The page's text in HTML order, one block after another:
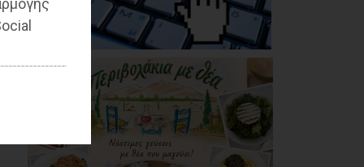
Ο Αύγουστος είναι
ίσως η μεγαλύτερη
δοκιμασία για τον
Δήμο Μαραθώνος
08/08/2026
Χαρδαλιάς: «Καμία
ανεμογεννήτρια σε
καμένες εκτάσεις της
Αττικής - Δεν θα
εγκριθεί καμία
μελέτη»